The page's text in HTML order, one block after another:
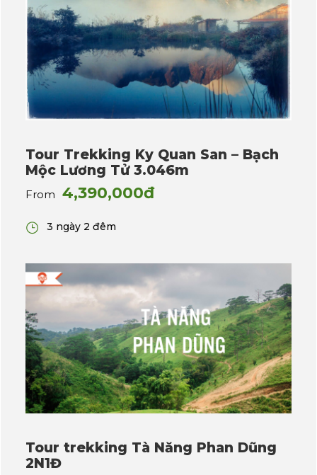
Tour Trekking Ky Quan San – Bạch
Mộc Lương Tử 3.046m
From 4,390,000đ
3 ngày 2 đêm
Tour trekking Tà Năng Phan Dũng
2N1Đ